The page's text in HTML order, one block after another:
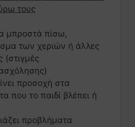
τους
μπροστά πίσω,
των χεριών ή άλλες
(στιγμές
προσοχή στα
που το παιδί βλέπει ή
προβλήματα